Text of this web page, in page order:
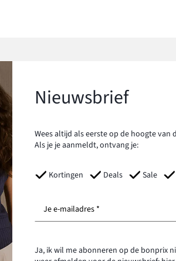
Nieuwsbrief
Wees altijd als eerste op de hoogte van
Als je je aanmeldt, ontvang je:
Kortingen Deals Sale
Je e-mailadres *
Ja, ik wil me abonneren op de bonprix